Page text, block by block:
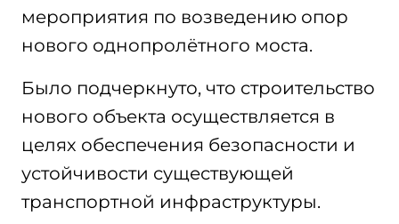
мероприятия по возведению опор
нового однопролётного моста.
Было подчеркнуто, что строительство
нового объекта осуществляется в
целях обеспечения безопасности и
устойчивости существующей
транспортной инфраструктуры.